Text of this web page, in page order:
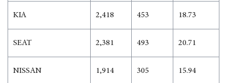
KIA 2,418 453 18.73
SEAT 2,381 493 20.71
NISSAN 1,914 305 15.94